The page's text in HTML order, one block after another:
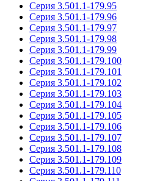
Серия 3.501.1-179.95
Серия 3.501.1-179.96
Серия 3.501.1-179.97
Серия 3.501.1-179.98
Серия 3.501.1-179.99
Серия 3.501.1-179.100
Серия 3.501.1-179.101
Серия 3.501.1-179.102
Серия 3.501.1-179.103
Серия 3.501.1-179.104
Серия 3.501.1-179.105
Серия 3.501.1-179.106
Серия 3.501.1-179.107
Серия 3.501.1-179.108
Серия 3.501.1-179.109
Серия 3.501.1-179.110